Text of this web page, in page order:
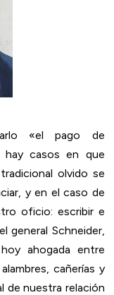
«el pago de
hay casos en que
olvido se
y en el caso de
oficio: escribir e
general Schneider,
ahogada entre
cañerías y
de nuestra relación